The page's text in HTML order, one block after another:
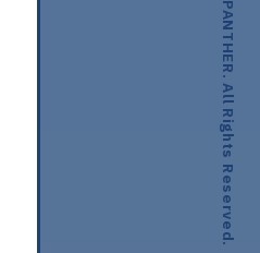
© MARC PANTHER. All Rights Reserved.